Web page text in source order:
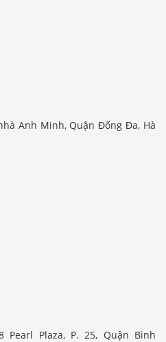
Anh Minh, Quận Đống Đa, Hà
Pearl Plaza, P. 25, Quận Bình